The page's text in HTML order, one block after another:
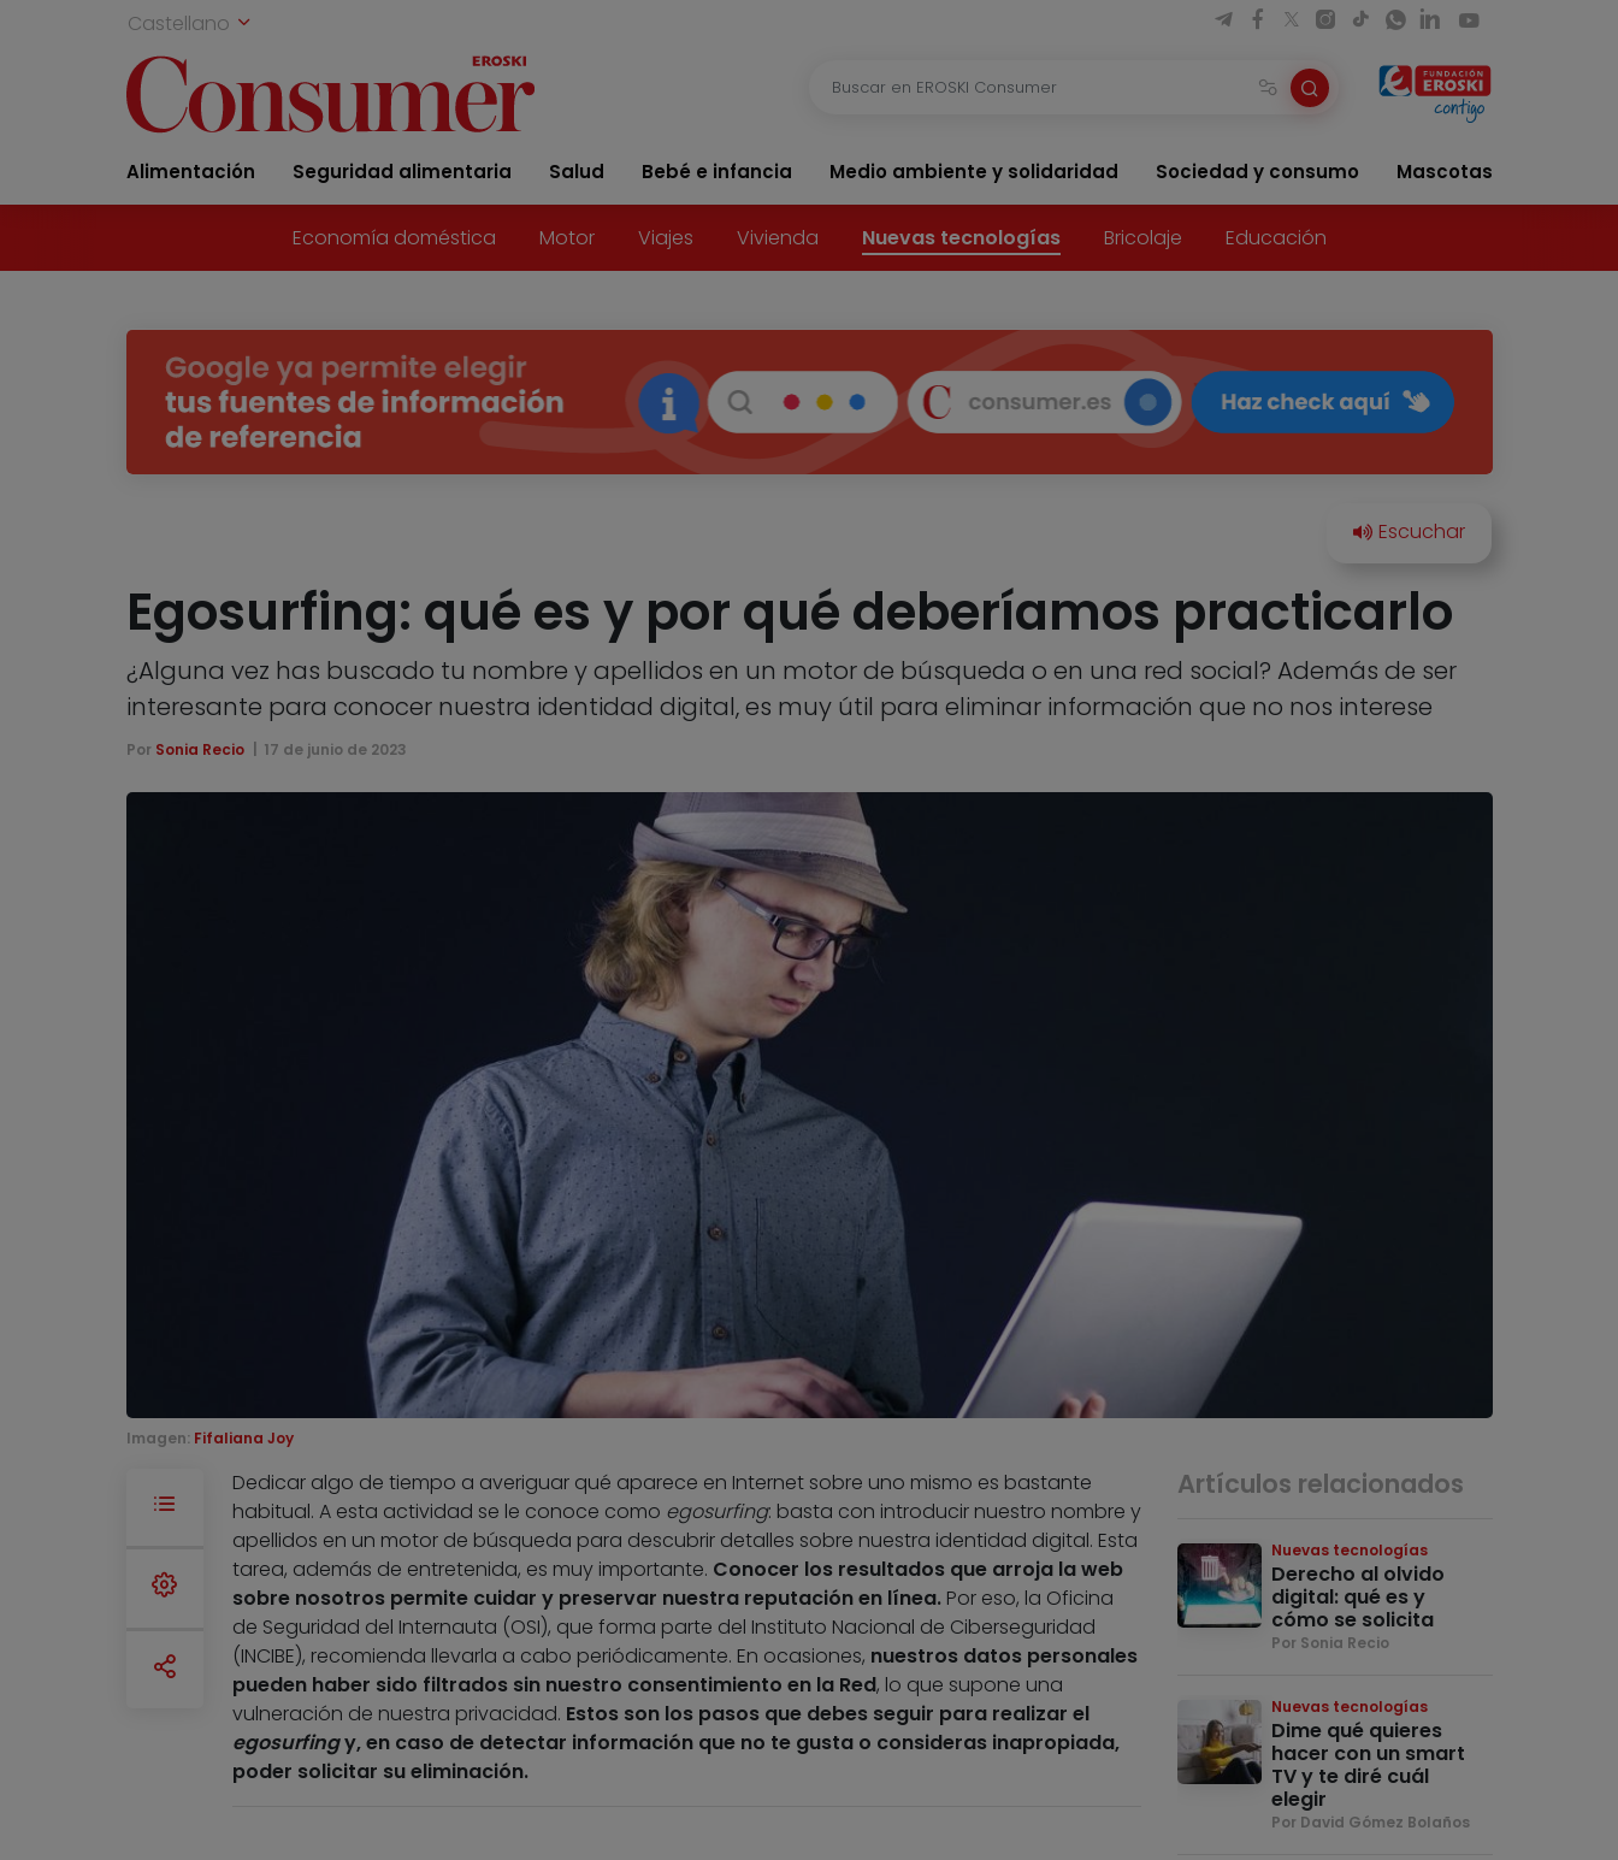
Castellano
Alimentación Seguridad alimentaria Salud Bebé e infancia Medio ambiente y solidaridad Sociedad y consumo Mascotas
Economía doméstica Motor Viajes Vivienda Nuevas tecnologías Bricolaje Educación
Egosurfing: qué es y por qué deberíamos practicarlo
¿Alguna vez has buscado tu nombre y apellidos en un motor de búsqueda o en una red social? Además de ser
interesante para conocer nuestra identidad digital, es muy útil para eliminar información que no nos interese
Por Sonia Recio 17 de junio de 2023
Imagen: Fifaliana Joy
Dedicar algo de tiempo a averiguar qué aparece en Internet sobre uno mismo es bastante
habitual. A esta actividad se le conoce como egosurfing: basta con introducir nuestro nombre y
apellidos en un motor de búsqueda para descubrir detalles sobre nuestra identidad digital. Esta
tarea, además de entretenida, es muy importante. Conocer los resultados que arroja la web
sobre nosotros permite cuidar y preservar nuestra reputación en línea.Por eso, la Oficina
de Seguridad del Internauta (OSI), que forma parte del Instituto Nacional de Ciberseguridad
(INCIBE), recomienda llevarla a cabo periódicamente. En ocasiones, nuestros datos personales
pueden haber sido filtrados sin nuestro consentimiento en la Red, lo que supone una
vulneración de nuestra privacidad. Estos son los pasos que debes seguir para realizar el
egosurfingy, en caso de detectar información que no te gusta o consideras inapropiada,
poder solicitar su eliminación.
Artículos relacionados
Nuevas tecnologías
Derecho al olvido
digital: qué es y
cómo se solicita
Por Sonia Recio
Nuevas tecnologías
Dime qué quieres
hacer con un smart
TV y te diré cuál
elegir
Por David Gómez Bolaños